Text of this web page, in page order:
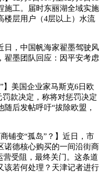
施工。届时东丽湖全域实施
楼层用户（4层以上）水流
，中国帆海家翟墨驾驶风
翟墨团队回应：因平安考虑
美国企业家马斯克6日欧
款决定，称将对惩罚决定
后发帖呼吁“拔除欧盟，
变“孤岛”？】近日，市
诺德核心购买的一间沿街商
营受阻，最终关门。这条道
该若何处理？天津记者进行